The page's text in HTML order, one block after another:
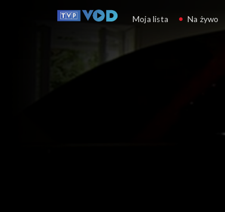
Moja lista Na żywo